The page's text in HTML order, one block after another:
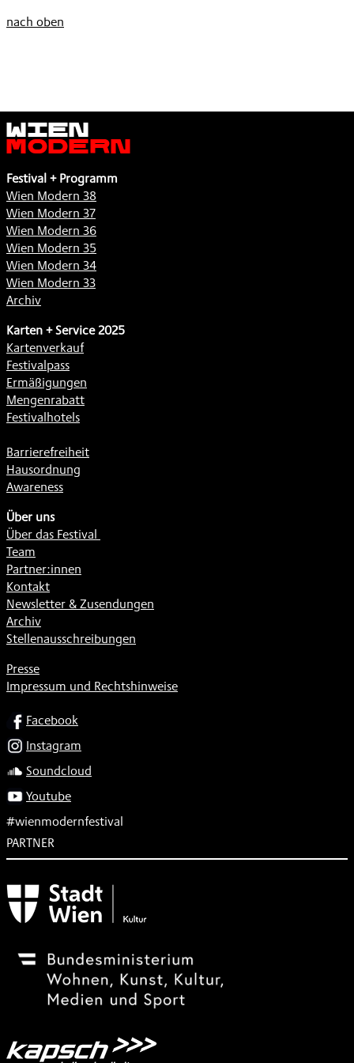
nach oben
Wien
Modern
Festival + Programm
Wien Modern 38
Wien Modern 37
Wien Modern 36
Wien Modern 35
Wien Modern 34
Wien Modern 33
Archiv
Karten + Service 2025
Kartenverkauf
Festivalpass
Ermäßigungen
Mengenrabatt
Festivalhotels
Barrierefreiheit
Hausordnung
Awareness
Über uns
Über das Festival
Team
Partner:innen
Kontakt
Newsletter & Zusendungen
Archiv
Stellenausschreibungen
Presse
Impressum und Rechtshinweise
SOCIALFacebook
Instagram
Soundcloud
Youtube
#wienmodernfestival
PARTNER
Subventionsgeber